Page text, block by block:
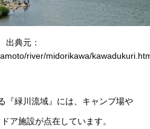
出典元：
river/midorikawa/
『緑川流域』には、キャンプ場や
ア施設が点在しています。